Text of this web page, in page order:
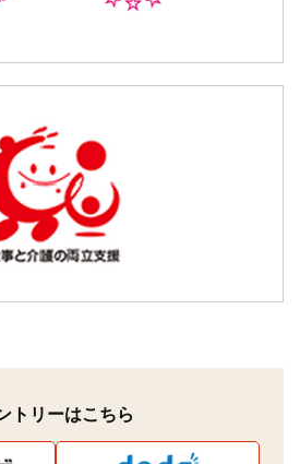
トリーはこちら
ィンドウを開きます 新規ウィンドウを開